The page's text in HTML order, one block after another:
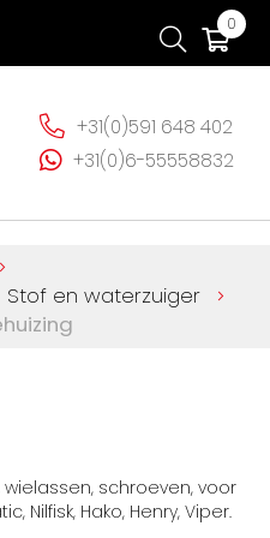
0
+31(0)591 648 402
+31(0)6-55558832
Stof en waterzuiger
wielassen, schroeven, voor
Nilfisk, Hako, Henry, Viper.